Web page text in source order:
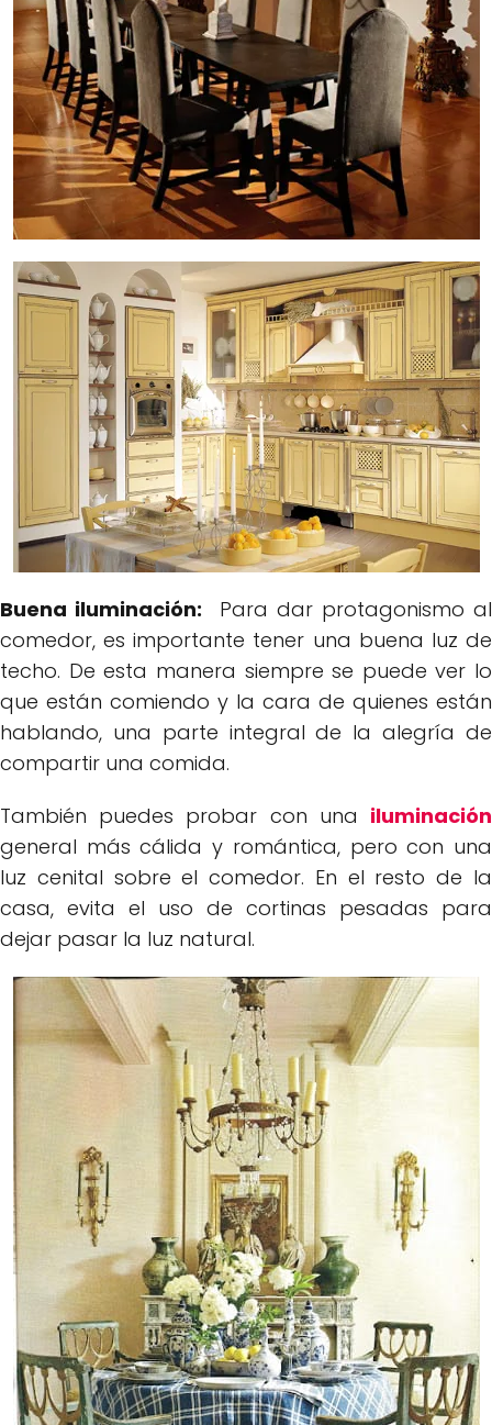
Buena iluminación:
Para dar protagonismo al
comedor, es importante tener una buena luz de
techo. De esta manera siempre se puede ver lo
que están comiendo y la cara de quienes están
hablando, una parte integral de la alegría de
compartir una comida.
También puedes probar con una iluminación
general más cálida y romántica, pero con una
luz cenital sobre el comedor. En el resto de la
casa, evita el uso de cortinas pesadas para
dejar pasar la luz natural.